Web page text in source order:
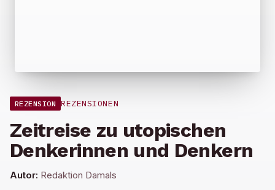
REZENSION REZENSIONEN
Zeitreise zu utopischen
Denkerinnen und Denkern
Autor: Redaktion Damals